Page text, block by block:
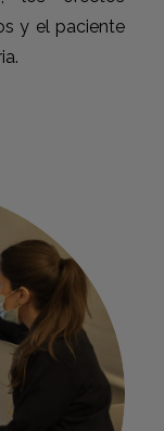
y el paciente